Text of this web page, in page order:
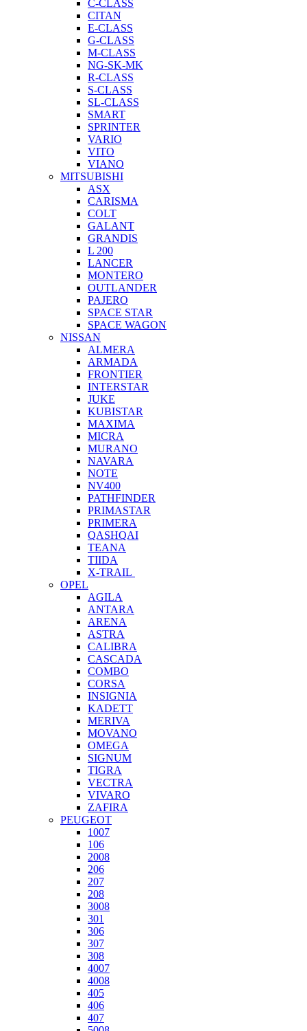
C-CLASS
CITAN
E-CLASS
G-CLASS
M-CLASS
NG-SK-MK
R-CLASS
S-CLASS
SL-CLASS
SMART
SPRINTER
VARIO
VITO
VIANO
MITSUBISHI
ASX
CARISMA
COLT
GALANT
GRANDIS
L 200
LANCER
MONTERO
OUTLANDER
PAJERO
SPACE STAR
SPACE WAGON
NISSAN
ALMERA
ARMADA
FRONTIER
INTERSTAR
JUKE
KUBISTAR
MAXIMA
MICRA
MURANO
NAVARA
NOTE
NV400
PATHFINDER
PRIMASTAR
PRIMERA
QASHQAI
TEANA
TIIDA
X-TRAIL
OPEL
AGILA
ANTARA
ARENA
ASTRA
CALIBRA
CASCADA
COMBO
CORSA
INSIGNIA
KADETT
MERIVA
MOVANO
OMEGA
SIGNUM
TIGRA
VECTRA
VIVARO
ZAFIRA
PEUGEOT
1007
106
2008
206
207
208
3008
301
306
307
308
4007
4008
405
406
407